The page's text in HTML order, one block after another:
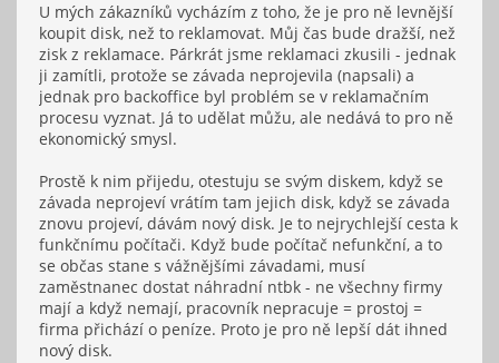
U mých zákazníků vycházím z toho, že je pro ně levnější
koupit disk, než to reklamovat. Můj čas bude dražší, než
zisk z reklamace. Párkrát jsme reklamaci zkusili - jednak
ji zamítli, protože se závada neprojevila (napsali) a
jednak pro backoffice byl problém se v reklamačním
procesu vyznat. Já to udělat můžu, ale nedává to pro ně
ekonomický smysl.
Prostě k nim přijedu, otestuju se svým diskem, když se
závada neprojeví vrátím tam jejich disk, když se závada
znovu projeví, dávám nový disk. Je to nejrychlejší cesta k
funkčnímu počítači. Když bude počítač nefunkční, a to
se občas stane s vážnějšími závadami, musí
zaměstnanec dostat náhradní ntbk - ne všechny firmy
mají a když nemají, pracovník nepracuje = prostoj =
firma přichází o peníze. Proto je pro ně lepší dát ihned
nový disk.